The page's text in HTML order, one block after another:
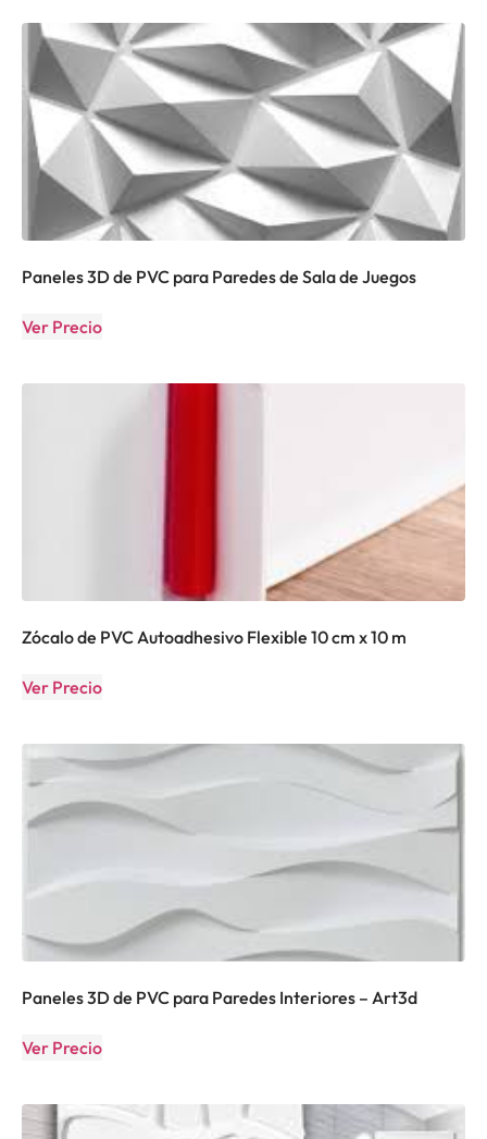
Paneles 3D de PVC para Paredes de Sala de Juegos
Ver Precio
Zócalo de PVC Autoadhesivo Flexible 10 cm x 10 m
Ver Precio
Paneles 3D de PVC para Paredes Interiores – Art3d
Ver Precio